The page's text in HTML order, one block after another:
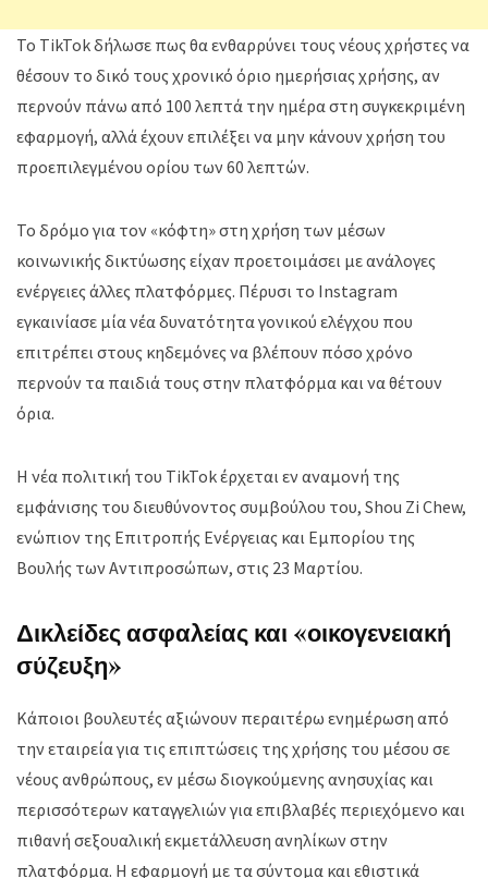
Το TikTok δήλωσε πως θα ενθαρρύνει τους νέους χρήστες να
θέσουν το δικό τους χρονικό όριο ημερήσιας χρήσης, αν
περνούν πάνω από 100 λεπτά την ημέρα στη συγκεκριμένη
εφαρμογή, αλλά έχουν επιλέξει να μην κάνουν χρήση του
προεπιλεγμένου ορίου των 60 λεπτών.
Το δρόμο για τον «κόφτη» στη χρήση των μέσων
κοινωνικής δικτύωσης είχαν προετοιμάσει με ανάλογες
ενέργειες άλλες πλατφόρμες. Πέρυσι το Instagram
εγκαινίασε μία νέα δυνατότητα γονικού ελέγχου που
επιτρέπει στους κηδεμόνες να βλέπουν πόσο χρόνο
περνούν τα παιδιά τους στην πλατφόρμα και να θέτουν
όρια.
Η νέα πολιτική του TikTok έρχεται εν αναμονή της
εμφάνισης του διευθύνοντος συμβούλου του, Shou Zi Chew,
ενώπιον της Επιτροπής Ενέργειας και Εμπορίου της
Βουλής των Αντιπροσώπων, στις 23 Μαρτίου.
Δικλείδες ασφαλείας και «οικογενειακή
σύζευξη»
Κάποιοι βουλευτές αξιώνουν περαιτέρω ενημέρωση από
την εταιρεία για τις επιπτώσεις της χρήσης του μέσου σε
νέους ανθρώπους, εν μέσω διογκούμενης ανησυχίας και
περισσότερων καταγγελιών για επιβλαβές περιεχόμενο και
πιθανή σεξουαλική εκμετάλλευση ανηλίκων στην
πλατφόρμα. Η εφαρμογή με τα σύντομα και εθιστικά